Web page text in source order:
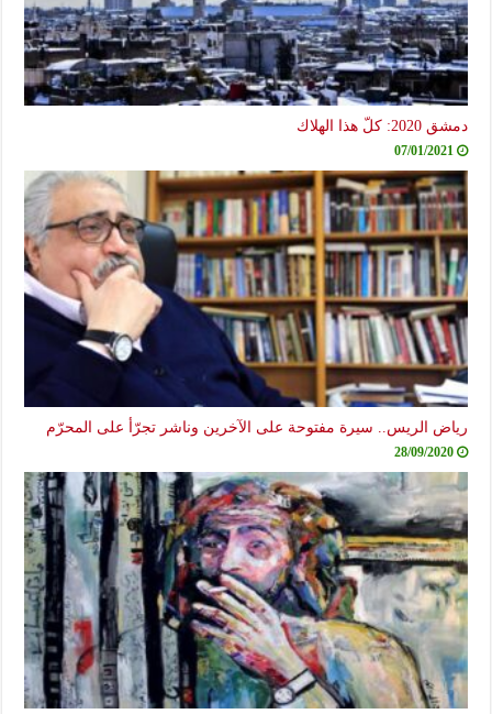
دمشق 2020: كلّ هذا الهلاك
07/01/2021
رياض الريس.. سيرة مفتوحة على الآخرين وناشر تجرّأ على المحرّم
28/09/2020